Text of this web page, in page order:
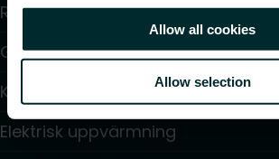
Allow all cookies
Allow selection
Radiatorer
Golvvärme och golvkylning
Konvektorer och fläktkonvektorer
Elektrisk uppvärmning